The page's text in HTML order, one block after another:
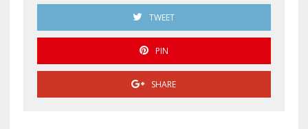
TWEET
PIN
SHARE